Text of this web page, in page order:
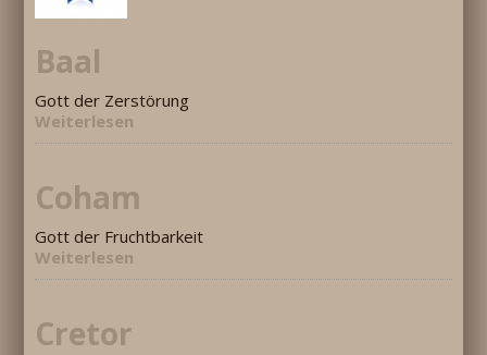
Baal
Gott der Zerstörung
Weiterlesen
Coham
Gott der Fruchtbarkeit
Weiterlesen
Cretor